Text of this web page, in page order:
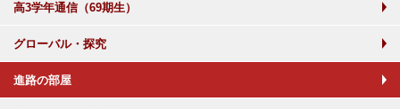
高3学年通信（69期生）
グローバル・探究
進路の部屋